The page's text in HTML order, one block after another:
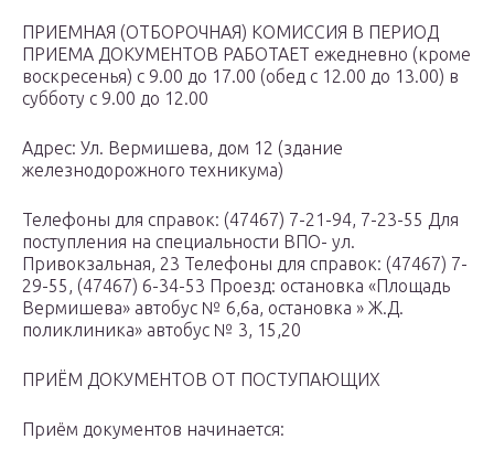
ПРИЕМНАЯ (ОТБОРОЧНАЯ) КОМИССИЯ В ПЕРИОД
ПРИЕМА ДОКУМЕНТОВ РАБОТАЕТ ежедневно (кроме
воскресенья) с 9.00 до 17.00 (обед с 12.00 до 13.00) в
субботу с 9.00 до 12.00
Адрес: Ул. Вермишева, дом 12 (здание
железнодорожного техникума)
Телефоны для справок: (47467) 7-21-94, 7-23-55 Для
поступления на специальности ВПО- ул.
Привокзальная, 23 Телефоны для справок: (47467) 7-
29-55, (47467) 6-34-53 Проезд: остановка «Площадь
Вермишева» автобус № 6,6а, остановка » Ж.Д.
поликлиника» автобус № 3, 15,20
ПРИЁМ ДОКУМЕНТОВ ОТ ПОСТУПАЮЩИХ
Приём документов начинается: